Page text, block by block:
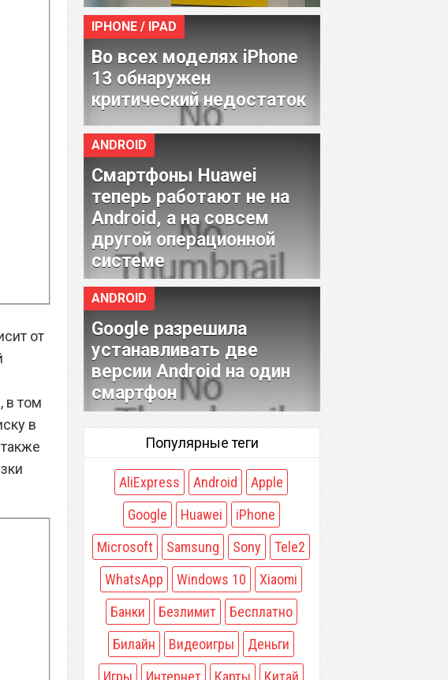
от
в том
в
IPHONE / IPAD
Во всех моделях iPhone
13 обнаружен
критический недостаток
ANDROID
Смартфоны Huawei
теперь работают не на
Android, а на совсем
другой операционной
системе
ANDROID
Google разрешила
устанавливать две
версии Android на один
смартфон
Популярные теги
AliExpress Android
Apple
Google
Huawei
iPhone
Microsoft
Samsung Sony
Tele2
WhatsApp
Windows 10
Xiaomi
Банки
Безлимит
Бесплатно
Билайн
Видеоигры
Деньги
Игры
Интернет Карты
Китай